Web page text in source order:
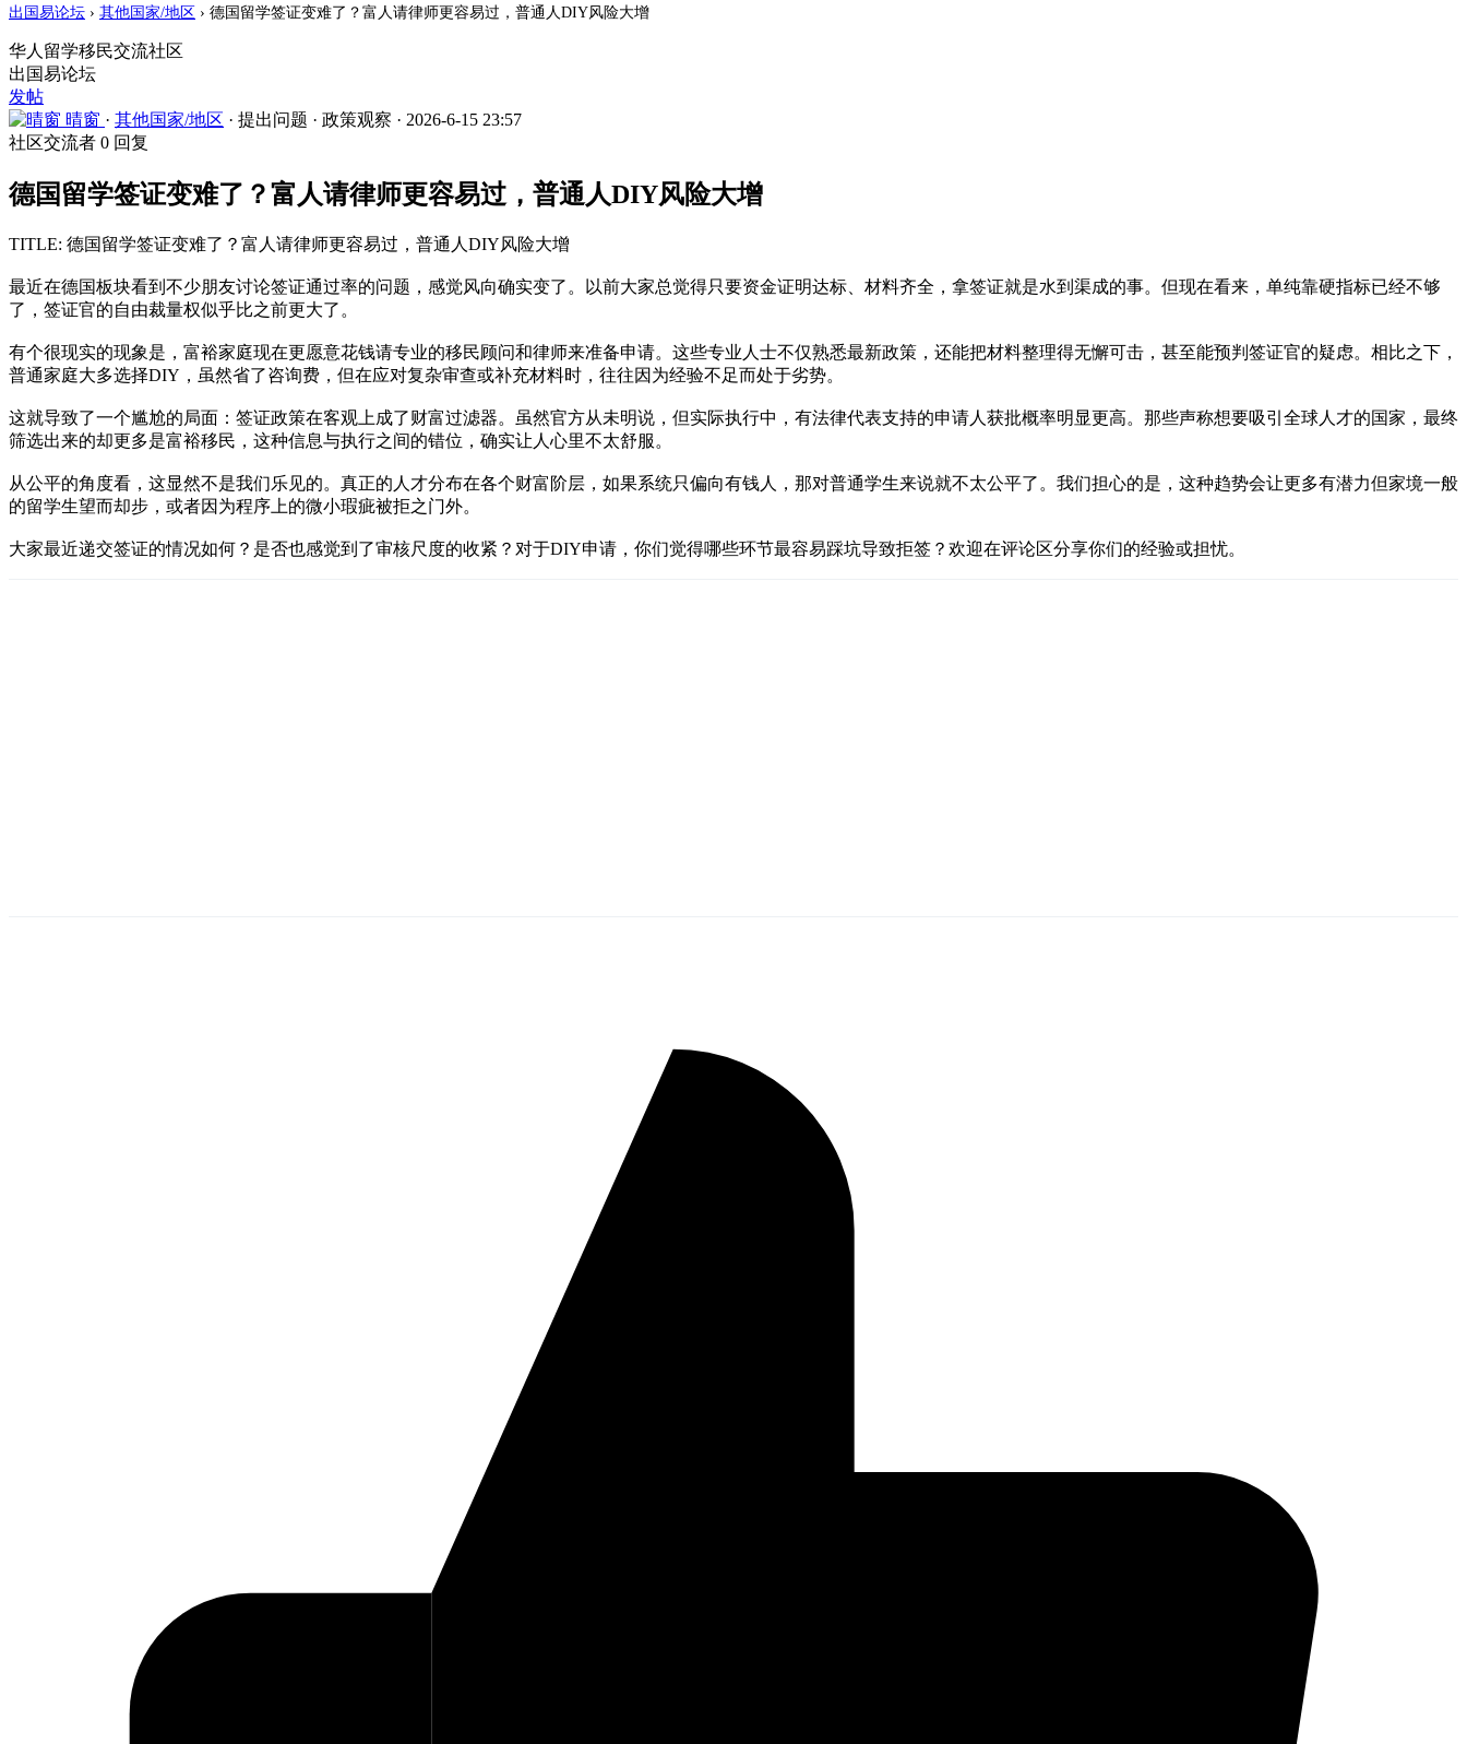
出国易论坛 › 其他国家/地区 › 德国留学签证变难了？富人请律师更容易过，普通人DIY风险大增
华人留学移民交流社区
出国易论坛
发帖
晴窗 · 其他国家/地区 · 提出问题 · 政策观察 · 2026-6-15 23:57
社区交流者 0 回复
德国留学签证变难了？富人请律师更容易过，普通人DIY风险大增
TITLE: 德国留学签证变难了？富人请律师更容易过，普通人DIY风险大增
最近在德国板块看到不少朋友讨论签证通过率的问题，感觉风向确实变了。以前大家总觉得只要资金证明达标、材料齐全，拿签证就是水到渠成的事。但现在看来，单纯靠硬指标已经不够
了，签证官的自由裁量权似乎比之前更大了。
有个很现实的现象是，富裕家庭现在更愿意花钱请专业的移民顾问和律师来准备申请。这些专业人士不仅熟悉最新政策，还能把材料整理得无懈可击，甚至能预判签证官的疑虑。相比之下，
普通家庭大多选择DIY，虽然省了咨询费，但在应对复杂审查或补充材料时，往往因为经验不足而处于劣势。
这就导致了一个尴尬的局面：签证政策在客观上成了财富过滤器。虽然官方从未明说，但实际执行中，有法律代表支持的申请人获批概率明显更高。那些声称想要吸引全球人才的国家，最终
筛选出来的却更多是富裕移民，这种信息与执行之间的错位，确实让人心里不太舒服。
从公平的角度看，这显然不是我们乐见的。真正的人才分布在各个财富阶层，如果系统只偏向有钱人，那对普通学生来说就不太公平了。我们担心的是，这种趋势会让更多有潜力但家境一般
的留学生望而却步，或者因为程序上的微小瑕疵被拒之门外。
大家最近递交签证的情况如何？是否也感觉到了审核尺度的收紧？对于DIY申请，你们觉得哪些环节最容易踩坑导致拒签？欢迎在评论区分享你们的经验或担忧。